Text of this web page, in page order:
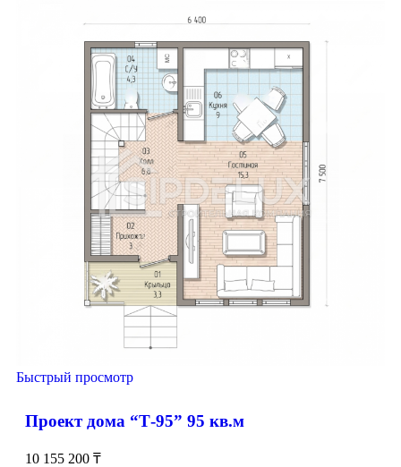
Ушарал
Уштобе
Хромтау
Шалкар
Шардара
Шемонаиха
Шу
Щучинск
Жем
Казалинск
Темир
Эмба
Быстрый просмотр
Проект дома “Т-95” 95 кв.м
10 155 200 ₸